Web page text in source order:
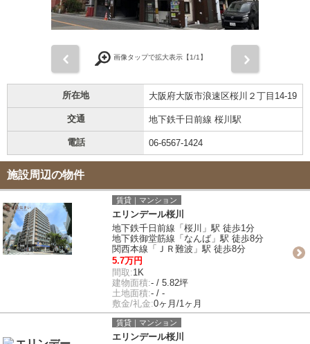
画像タップで拡大表示【1/1】
所在地 大阪府大阪市浪速区桜川２丁目14-19
交通 地下鉄千日前線 桜川駅
電話 06-6567-1424
施設周辺の物件
賃貸｜マンション
エリンデール桜川
地下鉄千日前線「桜川」駅 徒歩1分
地下鉄御堂筋線「なんば」駅 徒歩8分
関西本線「ＪＲ難波」駅 徒歩8分
5.7万円
間取:1K
建物面積:- / 5.82坪
土地面積:- / -
敷金/礼金:0ヶ月/1ヶ月
賃貸｜マンション
エリンデール桜川